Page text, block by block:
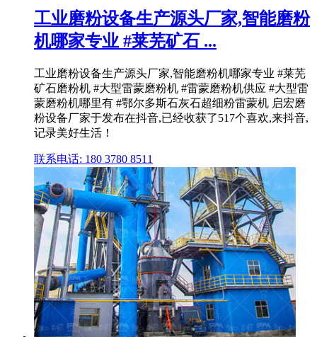
工业磨粉设备生产源头厂家,智能磨粉
机哪家专业 #莱芜矿石 ...
工业磨粉设备生产源头厂家,智能磨粉机哪家专业 #莱芜
矿石磨粉机 #大型雷蒙磨粉机 #雷蒙磨粉机供应 #大型雷
蒙磨粉机哪里有 #鄂尔多斯石灰石超细粉雷蒙机 启宏磨
粉设备厂家于发布在抖音,已经收获了517个喜欢,来抖音,
记录美好生活！
联系电话: 180 3780 8511